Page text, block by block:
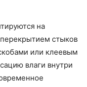
на
стыков
или клеевым
влаги внутри